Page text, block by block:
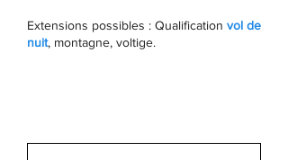
Extensions possibles : Qualification vol de
nuit, montagne, voltige.